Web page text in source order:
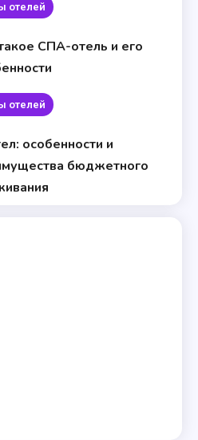
отелей
СПА-отель и его
отелей
особенности и
бюджетного
особенности и
отелей